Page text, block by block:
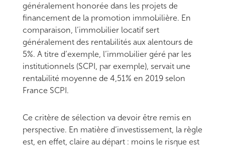
généralement honorée dans les projets de
financement de la promotion immobilière. En
comparaison, l’immobilier locatif sert
généralement des rentabilités aux alentours de
5%. A titre d’exemple, l’immobilier géré par les
institutionnels (SCPI, par exemple), servait une
rentabilité moyenne de 4,51% en 2019 selon
France SCPI.
Ce critère de sélection va devoir être remis en
perspective. En matière d’investissement, la règle
est, en effet, claire au départ : moins le risque est